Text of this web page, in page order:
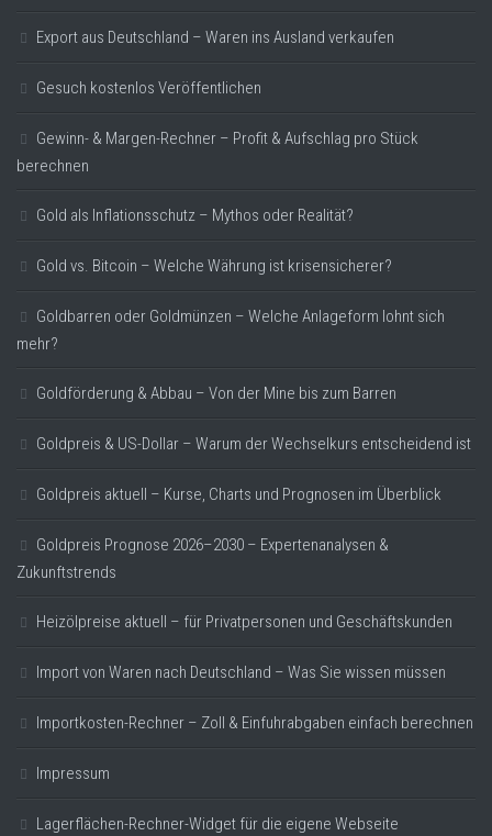
Export aus Deutschland – Waren ins Ausland verkaufen
Gesuch kostenlos Veröffentlichen
Gewinn- & Margen-Rechner – Profit & Aufschlag pro Stück
berechnen
Gold als Inflationsschutz – Mythos oder Realität?
Gold vs. Bitcoin – Welche Währung ist krisensicherer?
Goldbarren oder Goldmünzen – Welche Anlageform lohnt sich
mehr?
Goldförderung & Abbau – Von der Mine bis zum Barren
Goldpreis & US-Dollar – Warum der Wechselkurs entscheidend ist
Goldpreis aktuell – Kurse, Charts und Prognosen im Überblick
Goldpreis Prognose 2026–2030 – Expertenanalysen &
Zukunftstrends
Heizölpreise aktuell – für Privatpersonen und Geschäftskunden
Import von Waren nach Deutschland – Was Sie wissen müssen
Importkosten-Rechner – Zoll & Einfuhrabgaben einfach berechnen
Impressum
Lagerflächen-Rechner-Widget für die eigene Webseite